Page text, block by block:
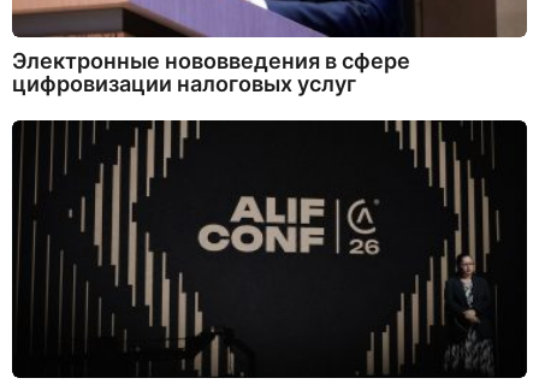
Электронные нововведения в сфере
цифровизации налоговых услуг